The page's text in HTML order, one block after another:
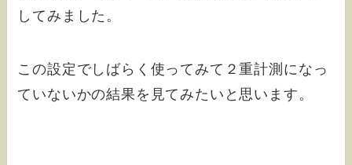
してみました。
この設定でしばらく使ってみて２重計測になっ
ていないかの結果を見てみたいと思います。